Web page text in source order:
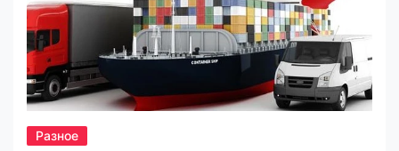
Разное